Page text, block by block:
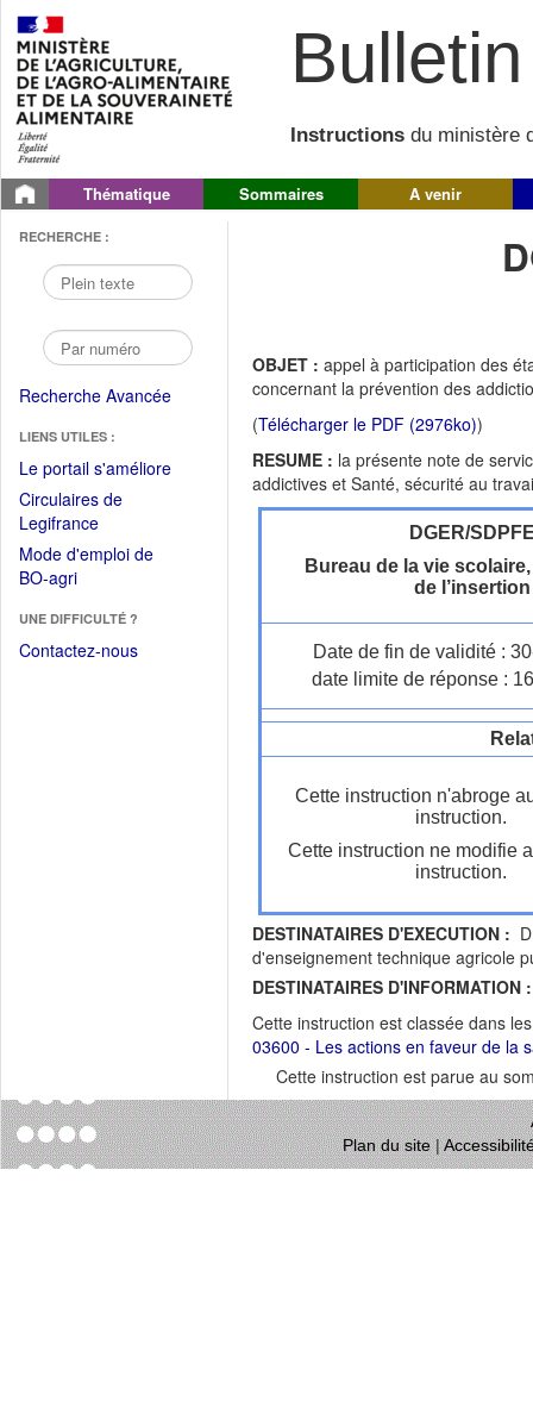
Instructions du ministère
Thématique Sommaires A venir
RECHERCHE :
Recherche Avancée
LIENS UTILES :
Le portail s'améliore(Fichier
Circulaires de
Legifrance(Ouvrir
dans
une
fenêtre)
Mode d'emploi de
BO-agri(Ouvrir
une
nouvelle
UNE DIFFICULTÉ ?
Contactez-nous
OBJET : appel à participation des
concernant la prévention des
(Télécharger le PDF (2976ko))
RESUME : la présente note de
addictives et Santé, sécurité au
DGER/
Bureau de la vie
de l’insertion
Date de fin de validité :
date limite de réponse :
Cette instruction n'abroge
instruction.
Cette instruction ne modifie
instruction.
DESTINATAIRES D'EXECUTION :
d'enseignement technique agricole
DESTINATAIRES D'INFORMATION :
Cette instruction est classée dans
03600 - Les actions en faveur de la
Cette instruction est parue au
Plan du site|